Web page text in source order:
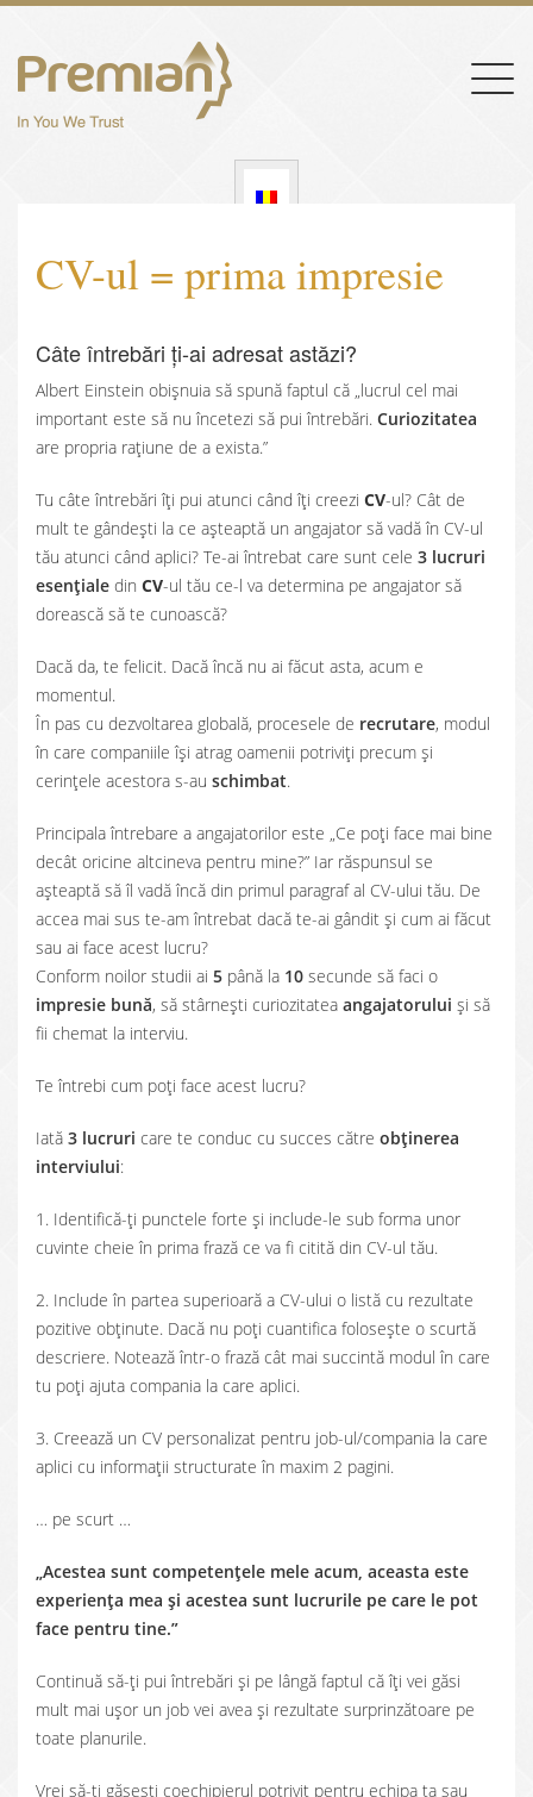
CV-ul = prima impresie
Câte întrebări ți-ai adresat astăzi?
Albert Einstein obișnuia să spună faptul că „lucrul cel mai
important este să nu încetezi să pui întrebări. Curiozitatea
are propria rațiune de a exista.”
Tu câte întrebări îți pui atunci când îți creezi CV-ul? Cât de
mult te gândești la ce așteaptă un angajator să vadă în CV-ul
tău atunci când aplici? Te-ai întrebat care sunt cele 3 lucruri
esențiale din CV-ul tău ce-l va determina pe angajator să
dorească să te cunoască?
Dacă da, te felicit. Dacă încă nu ai făcut asta, acum e
momentul.
În pas cu dezvoltarea globală, procesele de recrutare, modul
în care companiile își atrag oamenii potriviți precum și
cerințele acestora s-au schimbat.
Principala întrebare a angajatorilor este „Ce poți face mai bine
decât oricine altcineva pentru mine?” Iar răspunsul se
așteaptă să îl vadă încă din primul paragraf al CV-ului tău. De
accea mai sus te-am întrebat dacă te-ai gândit și cum ai făcut
sau ai face acest lucru?
Conform noilor studii ai 5 până la 10 secunde să faci o
impresie bună, să stârnești curiozitatea angajatorului și să
fii chemat la interviu.
Te întrebi cum poți face acest lucru?
Iată 3 lucruri care te conduc cu succes către obținerea
interviului:
1. Identifică-ți punctele forte și include-le sub forma unor
cuvinte cheie în prima frază ce va fi citită din CV-ul tău.
2. Include în partea superioară a CV-ului o listă cu rezultate
pozitive obținute. Dacă nu poți cuantifica folosește o scurtă
descriere. Notează într-o frază cât mai succintă modul în care
tu poți ajuta compania la care aplici.
3. Creează un CV personalizat pentru job-ul/compania la care
aplici cu informații structurate în maxim 2 pagini.
… pe scurt …
„Acestea sunt competențele mele acum, aceasta este
experiența mea și acestea sunt lucrurile pe care le pot
face pentru tine.”
Continuă să-ți pui întrebări și pe lângă faptul că îți vei găsi
mult mai ușor un job vei avea și rezultate surprinzătoare pe
toate planurile.
Vrei să-ți găsești coechipierul potrivit pentru echipa ta sau